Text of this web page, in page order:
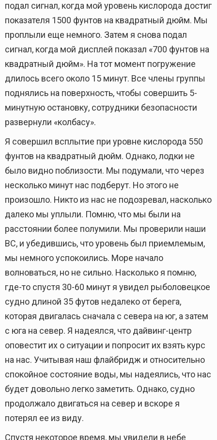
подал сигнал, когда мой уровень кислорода достиг
показателя 1500 фунтов на квадратный дюйм. Мы
проплыли еще немного. Затем я снова подал
сигнал, когда мой дисплей показал «700 фунтов на
квадратный дюйм». На тот момент погружение
длилось всего около 15 минут. Все члены группы
поднялись на поверхность, чтобы совершить 5-
минутную остановку, сотрудники безопасности
развернули «колбасу».
Я совершил всплытие при уровне кислорода 550
фунтов на квадратный дюйм. Однако, лодки не
было видно поблизости. Мы подумали, что через
несколько минут нас подберут. Но этого не
произошло. Никто из нас не подозревал, насколько
далеко мы уплыли. Помню, что мы были на
расстоянии более полумили. Мы проверили наши
BC, и убедившись, что уровень был приемлемым,
мы немного успокоились. Море начало
волноваться, но не сильно. Насколько я помню,
где-то спустя 30-60 минут я увидел рыболовецкое
судно длиной 35 футов недалеко от берега,
которая двигалась сначала с севера на юг, а затем
с юга на север. Я надеялся, что дайвинг-центр
оповестит их о ситуации и попросит их взять курс
на нас. Учитывая наш флайбридж и относительно
спокойное состояние воды, мы надеялись, что нас
будет довольно легко заметить. Однако, судно
продолжало двигаться на север и вскоре я
потерял ее из виду.
Спустя некоторое время, мы увидели в небе